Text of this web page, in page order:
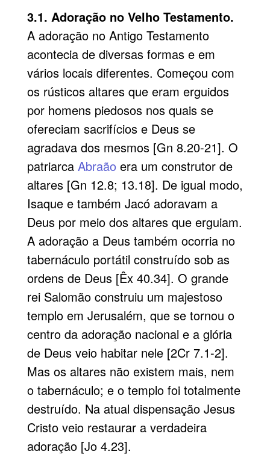
3.1. Adoração no Velho Testamento.
A adoração no Antigo Testamento
acontecia de diversas formas e em
vários locais diferentes. Começou com
os rústicos altares que eram erguidos
por homens piedosos nos quais se
ofereciam sacrifícios e Deus se
agradava dos mesmos [Gn 8.20-21]. O
patriarca Abraãoera um construtor de
altares [Gn 12.8; 13.18]. De igual modo,
Isaque e também Jacó adoravam a
Deus por meio dos altares que erguiam.
A adoração a Deus também ocorria no
tabernáculo portátil construído sob as
ordens de Deus [Êx 40.34]. O grande
rei Salomão construiu um majestoso
templo em Jerusalém, que se tornou o
centro da adoração nacional e a glória
de Deus veio habitar nele [2Cr 7.1-2].
Mas os altares não existem mais, nem
o tabernáculo; e o templo foi totalmente
destruído. Na atual dispensação Jesus
Cristo veio restaurar a verdadeira
adoração [Jo 4.23].